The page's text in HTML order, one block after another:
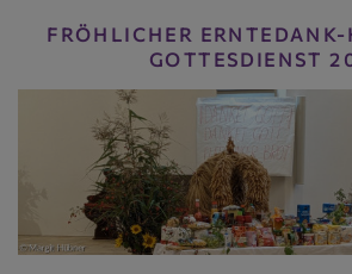
FRÖHLICHER
GOTTESDIENST